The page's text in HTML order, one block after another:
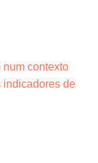
contexto
indicadores de